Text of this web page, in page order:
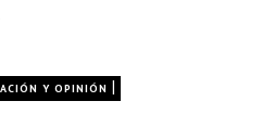
Y OPINIÓN |